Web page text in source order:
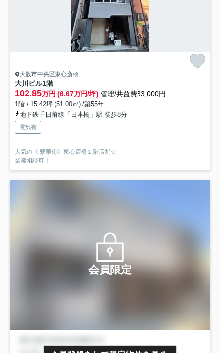
大阪市中央区東心斎橋
大川ビル1階
102.85万円 (6.67万円/坪) 管理/共益費33,000円
1階 / 15.42坪 (51.00㎡) /築55年
地下鉄千日前線「日本橋」駅 徒歩8分
電気有
人気の《 繫華街》東心斎橋１階店舗☆
業種相談可！
会員限定